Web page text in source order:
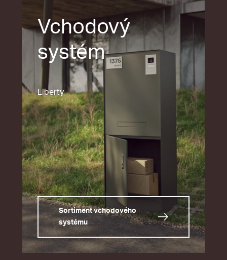
Vchodový
systém
Liberty
Sortiment vchodového
systému